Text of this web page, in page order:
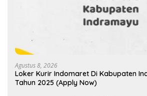
Agustus 8, 2026
Loker Kurir Indomaret Di Kabupaten
Tahun 2025 (Apply Now)